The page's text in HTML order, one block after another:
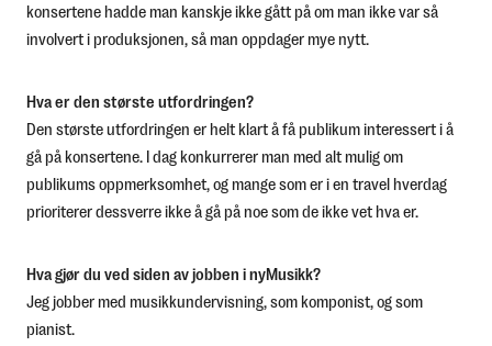
konsertene hadde man kanskje ikke gått på om man ikke var så
involvert i produksjonen, så man oppdager mye nytt.
Hva er den største utfordringen?
Den største utfordringen er helt klart å få publikum interessert i å
gå på konsertene. I dag konkurrerer man med alt mulig om
publikums oppmerksomhet, og mange som er i en travel hverdag
prioriterer dessverre ikke å gå på noe som de ikke vet hva er.
Hva gjør du ved siden av jobben i nyMusikk?
Jeg jobber med musikkundervisning, som komponist, og som
pianist.